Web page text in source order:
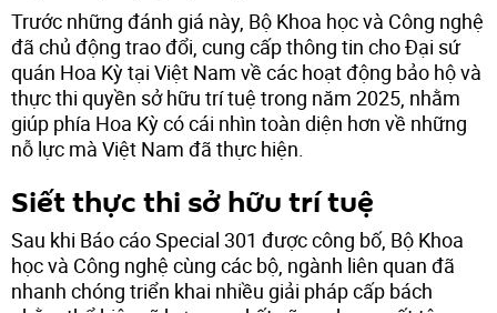
Trước những đánh giá này, Bộ Khoa học và Công nghệ
đã chủ động trao đổi, cung cấp thông tin cho Đại sứ
quán Hoa Kỳ tại Việt Nam về các hoạt động bảo hộ và
thực thi quyền sở hữu trí tuệ trong năm 2025, nhằm
giúp phía Hoa Kỳ có cái nhìn toàn diện hơn về những
nỗ lực mà Việt Nam đã thực hiện.
Siết thực thi sở hữu trí tuệ
Sau khi Báo cáo Special 301 được công bố, Bộ Khoa
học và Công nghệ cùng các bộ, ngành liên quan đã
nhanh chóng triển khai nhiều giải pháp cấp bách